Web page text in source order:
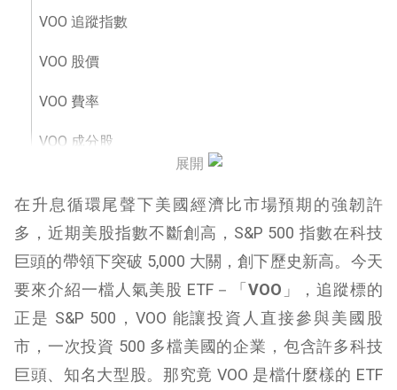
VOO 追蹤指數
VOO 股價
VOO 費率
VOO 成分股
VOO 績效走勢
VOO 追蹤誤差
VOO 配息
VOO 適合誰投資
VOO 怎麼買
展開
在升息循環尾聲下美國經濟比市場預期的強韌許
多，近期美股指數不斷創高，S&P 500 指數在科技
巨頭的帶領下突破 5,000 大關，創下歷史新高。今天
要來介紹一檔人氣美股 ETF－「 VOO 」，追蹤標的
正是 S&P 500，VOO 能讓投資人直接參與美國股
市，一次投資 500 多檔美國的企業，包含許多科技
巨頭、知名大型股。那究竟 VOO 是檔什麼樣的 ETF